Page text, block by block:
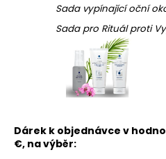
Sada vypínající oční
Sada pro Rituál proti
Dárek k objednávce v
€, na výběr: